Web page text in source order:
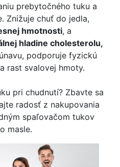
prebytočného tuku a
Znižuje chuť do jedla,
hmotnosti, a
hladine cholesterolu,
podporuje fyzickú
rast svalovej hmoty.
pri chudnutí? Zbavte sa
radosť z nakupovania
spaľovačom tukov
masle.